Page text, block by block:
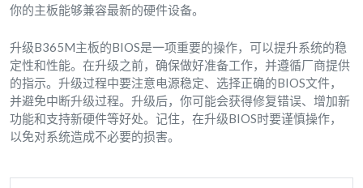
你的主板能够兼容最新的硬件设备。
升级B365M主板的BIOS是一项重要的操作，可以提升系统的稳
定性和性能。在升级之前，确保做好准备工作，并遵循厂商提供
的指示。升级过程中要注意电源稳定、选择正确的BIOS文件，
并避免中断升级过程。升级后，你可能会获得修复错误、增加新
功能和支持新硬件等好处。记住，在升级BIOS时要谨慎操作，
以免对系统造成不必要的损害。